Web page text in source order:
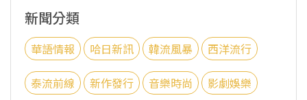
新聞分類
華語情報 哈日新訊 韓流風暴 西洋流行
泰流前線 新作發行 音樂時尚 影劇娛樂